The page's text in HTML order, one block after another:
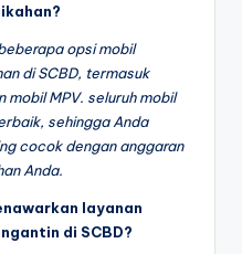
opsi mobil
di SCBD, termasuk
mobil MPV. seluruh mobil
sehingga Anda
cocok dengan anggaran
Anda.
layanan
di SCBD?